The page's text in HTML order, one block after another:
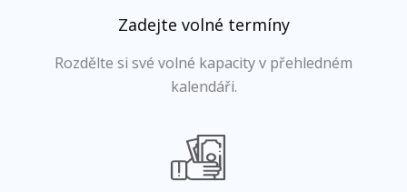
Zadejte volné termíny
Rozdělte si své volné kapacity v přehledném
kalendáři.